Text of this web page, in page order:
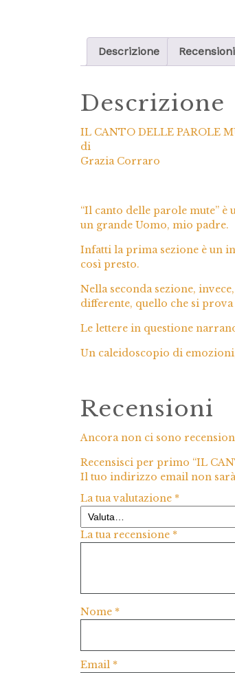
Descrizione
Descrizione
IL CANTO DELLE PAROLE
di
Grazia Corraro
“Il canto delle parole mute”
un grande Uomo, mio padre.
Infatti la prima sezione è un
così presto.
Nella seconda sezione,
differente, quello che si prova
Le lettere in questione
Un caleidoscopio di
Recensioni
Ancora non ci sono
Recensisci per primo “IL
Il tuo indirizzo email non
La tua valutazione *
La tua recensione *
Nome *
Email *